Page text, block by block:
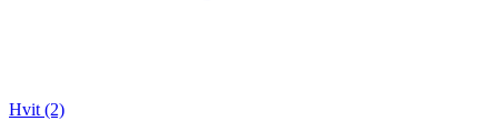
Hvit (2)